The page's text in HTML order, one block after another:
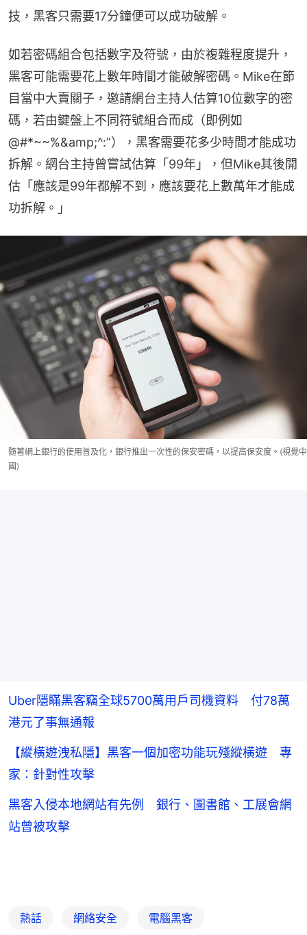
技，黑客只需要17分鐘便可以成功破解。
如若密碼組合包括數字及符號，由於複雜程度提升，
黑客可能需要花上數年時間才能破解密碼。Mike在節
目當中大賣關子，邀請網台主持人估算10位數字的密
碼，若由鍵盤上不同符號組合而成（即例如
@#*~~%&amp;^:”），黑客需要花多少時間才能成功
拆解。網台主持曾嘗試估算「99年」，但Mike其後開
估「應該是99年都解不到，應該要花上數萬年才能成
功拆解。」
隨著網上銀行的使用普及化，銀行推出一次性的保安密碼，以提高保安度。(視覺中
國)
Uber隱瞞黑客竊全球5700萬用戶司機資料 付78萬
港元了事無通報
【縱橫遊洩私隱】黑客一個加密功能玩殘縱橫遊 專
家：針對性攻擊
黑客入侵本地網站有先例 銀行、圖書館、工展會網
站曾被攻擊
熱話 網絡安全 電腦黑客